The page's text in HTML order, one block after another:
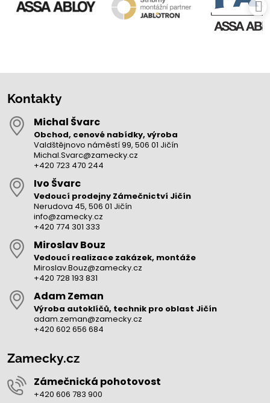
Kontakty
Michal Švarc
Obchod, cenové nabídky, výroba
Valdštějnovo náměstí 99, 506 01 Jičín
Michal.Svarc@zamecky.cz
+420 723 470 244
Ivo Švarc
Vedoucí prodejny Zámečnictví Jičín
Nerudova 45, 506 01 Jičín
info@zamecky.cz
+420 774 301 333
Miroslav Bouz
Vedoucí realizace zakázek, montáže
Miroslav.Bouz@zamecky.cz
+420 728 193 831
Adam Zeman
Výroba autoklíčů, technik pro oblast Jičín
adam.zeman@zamecky.cz
+420 602 656 684
Zamecky.cz
Zámečnická pohotovost
+420 606 783 900